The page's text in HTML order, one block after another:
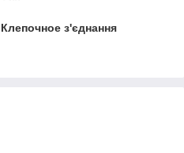
Клепочное з'єднання